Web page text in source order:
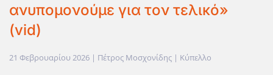
ανυπομονούμε για τον τελικό»
(vid)
21 Φεβρουαρίου 2026 | Πέτρος Μοσχονίδης | Κύπελλο